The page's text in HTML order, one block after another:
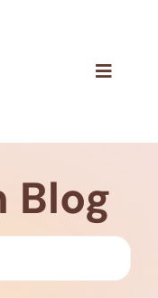
Toggle
İletişim
Blog